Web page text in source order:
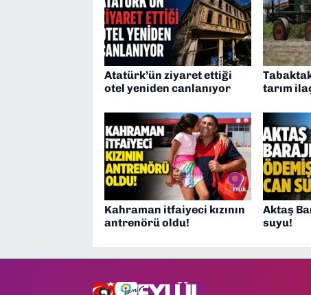
Atatürk’ün ziyaret ettiği
otel yeniden canlanıyor
tarım
Kahraman itfaiyeci kızının
antrenörü oldu!
Aktaş
suyu!